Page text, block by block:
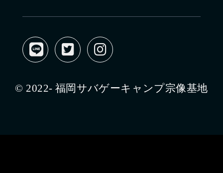
© 2022- 福岡サバゲーキャンプ宗像基地